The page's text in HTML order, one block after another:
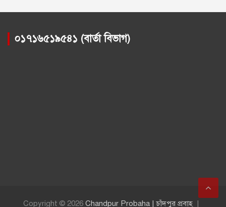
০১৭১৬৫১৯৫৪১ (বার্তা বিভাগ)
Copyright © 2026 Chandpur Probaha | চাঁদপুর প্রবাহ